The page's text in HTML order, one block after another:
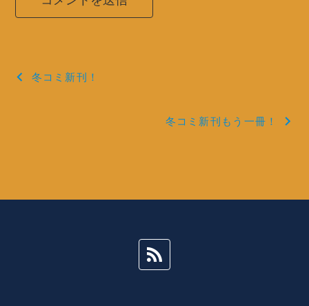
投
冬コミ新刊！
冬コミ新刊もう一冊！